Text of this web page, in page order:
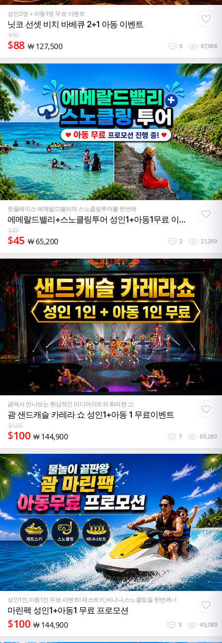
성인2명 + 아동1명 무료 이벤트
닛코 선셋 비치 바베큐 2+1 아동 이벤트
$90
$88 ￦ 127,500 5 67,566
핫플레이스 에메랄드밸리와 스노클링투어를 한번에
에메랄드밸리+스노클링투어 성인1+아동1무료 이벤
트
$47
$45 ￦65,200 2 21,269
괌에서 만나보는 환상적인 미디어아트와 화려한 쇼
괌 샌드캐슬 카레라 쇼 성인1+아동 1 무료이벤트
$120
$100 ￦ 144,900 7 66,280
성인1인,아동1인 무료 이벤트! 제스트키,바나나,스노클링을 한번에~!
마린팩 성인1+아동1 무료 프로모션
$100 ￦ 144,900 3 45,089